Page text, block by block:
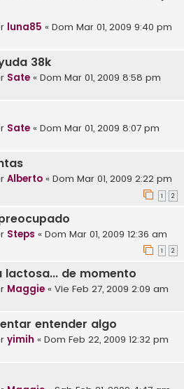
luna85 « Dom Mar 01, 2009 9:40 pm
38k
Sate « Dom Mar 01, 2009 8:58 pm
Sate « Dom Mar 01, 2009 8:07 pm
Alberto « Dom Mar 01, 2009 2:22 pm
1 2
Steps « Dom Mar 01, 2009 12:36 am
1 2
lactosa... de momento
Maggie « Vie Feb 27, 2009 2:09 am
entender algo
yimih « Dom Feb 22, 2009 12:32 pm